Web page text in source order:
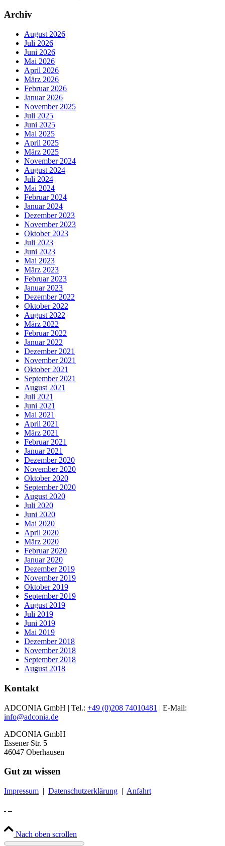
Archiv
August 2026
Juli 2026
Juni 2026
Mai 2026
April 2026
März 2026
Februar 2026
Januar 2026
November 2025
Juli 2025
Juni 2025
Mai 2025
April 2025
März 2025
November 2024
August 2024
Juli 2024
Mai 2024
Februar 2024
Januar 2024
Dezember 2023
November 2023
Oktober 2023
Juli 2023
Juni 2023
Mai 2023
März 2023
Februar 2023
Januar 2023
Dezember 2022
Oktober 2022
August 2022
März 2022
Februar 2022
Januar 2022
Dezember 2021
November 2021
Oktober 2021
September 2021
August 2021
Juli 2021
Juni 2021
Mai 2021
April 2021
März 2021
Februar 2021
Januar 2021
Dezember 2020
November 2020
Oktober 2020
September 2020
August 2020
Juli 2020
Juni 2020
Mai 2020
April 2020
März 2020
Februar 2020
Januar 2020
Dezember 2019
November 2019
Oktober 2019
September 2019
August 2019
Juli 2019
Juni 2019
Mai 2019
Dezember 2018
November 2018
September 2018
August 2018
Kontakt
ADCONIA GmbH | Tel.: +49 (0)208 74010481 | E-Mail:
info@adconia.de
ADCONIA GmbH
Essener Str. 5
46047 Oberhausen
Gut zu wissen
Impressum | Datenschutzerklärung | Anfahrt
Nach oben scrollen